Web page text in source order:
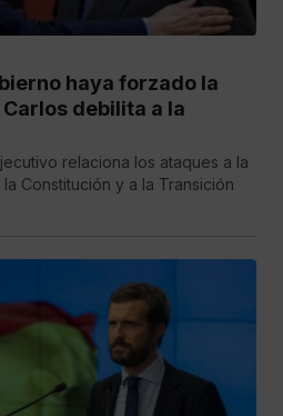
haya forzado la
debilita a la
relaciona los ataques a la
Constitución y a la Transición